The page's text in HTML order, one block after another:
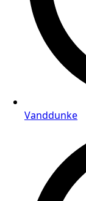
Vanddunke